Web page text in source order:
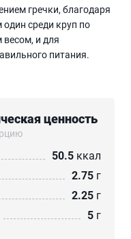
гречки, благодаря
среди круп по
и для
питания.
ценность
50.5 ккал
2.75 г
2.25 г
5 г